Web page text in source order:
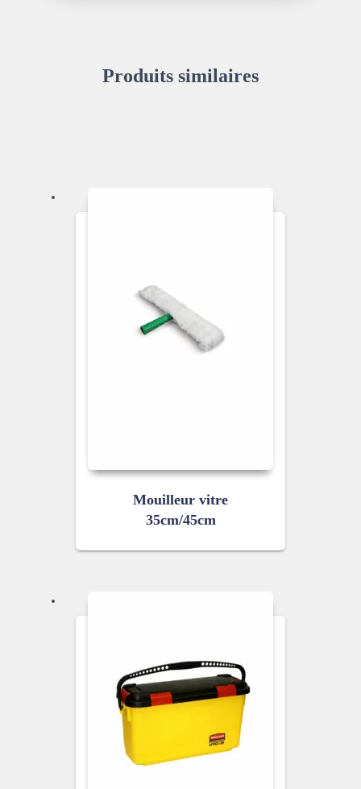
Produits similaires
Mouilleur vitre
35cm/45cm